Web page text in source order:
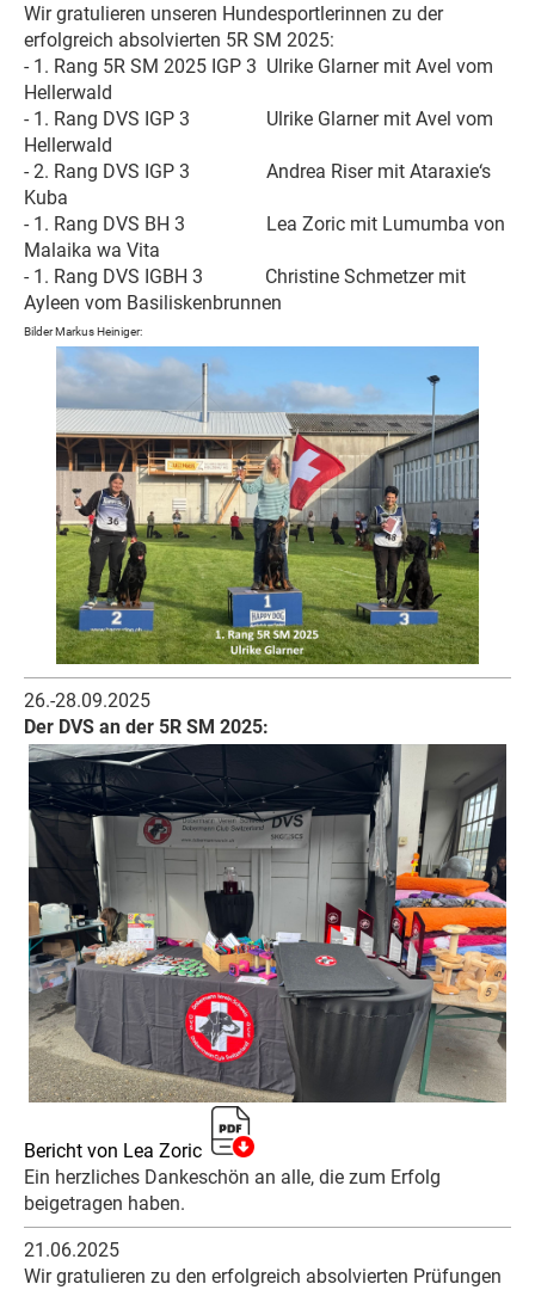
Wir gratulieren unseren Hundesportlerinnen zu der
erfolgreich absolvierten 5R SM 2025:
- 1. Rang 5R SM 2025 IGP 3 Ulrike Glarner mit Avel vom
Hellerwald
- 1. Rang DVS IGP 3 Ulrike Glarner mit Avel vom
Hellerwald
- 2. Rang DVS IGP 3
Andrea Riser mit Ataraxie‘s
Kuba
- 1. Rang DVS BH 3 Lea Zoric mit Lumumba von
Malaika wa Vita
- 1. Rang DVS IGBH 3 Christine Schmetzer mit
Ayleen vom Basiliskenbrunnen
Bilder Markus Heiniger:
26.-28.09.2025
Der DVS an der 5R SM 2025:
Bericht von Lea Zoric
Ein herzliches Dankeschön an alle, die zum Erfolg
beigetragen haben.
21.06.2025
Wir gratulieren zu den erfolgreich absolvierten Prüfungen